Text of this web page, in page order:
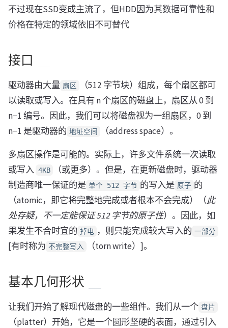
不过现在SSD变成主流了，但HDD因为其数据可靠性和
价格在特定的领域依旧不可替代
接口
驱动器由大量 扇区
（512 字节块）组成，每个扇区都可
以读取或写入。在具有 n 个扇区的磁盘上，扇区从 0 到
n−1 编号。因此，我们可以将磁盘视为一组扇区，0 到
n−1 是驱动器的 地址空间 （address space）。
多扇区操作是可能的。实际上，许多文件系统一次读取
或写入 4KB
（或更多）。但是，在更新磁盘时，驱动器
制造商唯一保证的是 单个 512 字节 的写入是 原子 的
（atomic，即它将完整地完成或者根本不会完成）（此
处存疑，不一定能保证 512 字节的原子性）。因此，如
果发生不合时宜的 掉电 ，则只能完成较大写入的 一部分
[有时称为 不完整写入 （torn write）]。
基本几何形状
让我们开始了解现代磁盘的一些组件。我们从一个 盘片
（platter）开始，它是一个圆形坚硬的表面，通过引入